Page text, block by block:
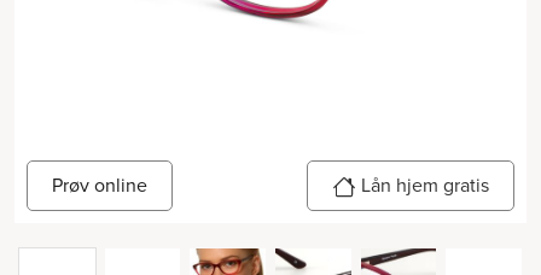
Prøv online Lån hjem gratis